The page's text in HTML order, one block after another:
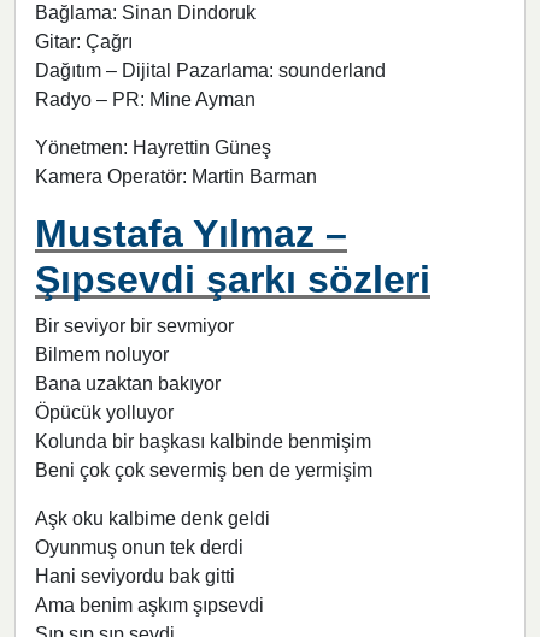
Bağlama: Sinan Dindoruk
Gitar: Çağrı
Dağıtım – Dijital Pazarlama: sounderland
Radyo – PR: Mine Ayman
Yönetmen: Hayrettin Güneş
Kamera Operatör: Martin Barman
Mustafa Yılmaz –
Şıpsevdi şarkı sözleri
Bir seviyor bir sevmiyor
Bilmem noluyor
Bana uzaktan bakıyor
Öpücük yolluyor
Kolunda bir başkası kalbinde benmişim
Beni çok çok severmiş ben de yermişim
Aşk oku kalbime denk geldi
Oyunmuş onun tek derdi
Hani seviyordu bak gitti
Ama benim aşkım şıpsevdi